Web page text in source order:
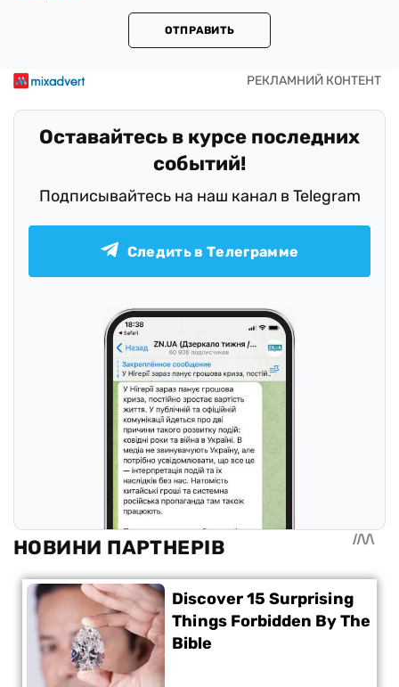
ОТПРАВИТЬ
Оставайтесь в курсе последних
событий!
Подписывайтесь на наш канал в Telegram
Следить в Телеграмме